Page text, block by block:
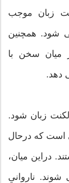
زبان موجب
شود. همچنین
میان سخن با
دهد.
زبان شود.
است که درحال
در‌این میان،
ناروانیِ